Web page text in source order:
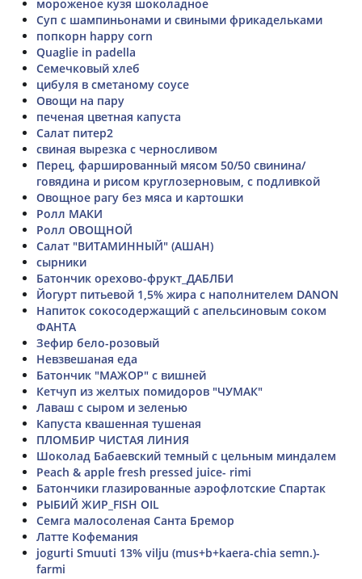
мороженое кузя шоколадное
Суп с шампиньонами и свиными фрикадельками
попкорн happy corn
Quaglie in padella
Семечковый хлеб
цибуля в сметаному соусе
Овощи на пару
печеная цветная капуста
Салат питер2
свиная вырезка с черносливом
Перец, фаршированный мясом 50/50 свинина/
говядина и рисом круглозерновым, с подливкой
Овощное рагу без мяса и картошки
Ролл МАКИ
Ролл ОВОЩНОЙ
Салат "ВИТАМИННЫЙ" (АШАН)
сырники
Батончик орехово-фрукт_ДАБЛБИ
Йогурт питьевой 1,5% жира с наполнителем DANON
Напиток сокосодержащий с апельсиновым соком
ФАНТА
Зефир бело-розовый
Невзвешаная еда
Батончик "МАЖОР" с вишней
Кетчуп из желтых помидоров "ЧУМАК"
Лаваш с сыром и зеленью
Капуста квашенная тушеная
ПЛОМБИР ЧИСТАЯ ЛИНИЯ
Шоколад Бабаевский темный с цельным миндалем
Peach & apple fresh pressed juice- rimi
Батончики глазированные аэрофлотские Спартак
РЫБИЙ ЖИР_FISH OIL
Семга малосоленая Санта Бремор
Латте Кофемания
jogurti Smuuti 13% vilju (mus+b+kaera-chia semn.)-
farmi